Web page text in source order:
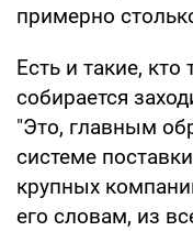
примерно
Есть и такие,
собирается
"Это, главным
системе
крупных
его словам, из